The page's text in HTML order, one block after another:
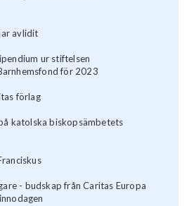
avlidit
ur stiftelsen
för 2023
förlag
katolska biskopsämbetets
- budskap från Caritas Europa